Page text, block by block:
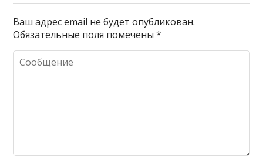
Ваш адрес email не будет опубликован.
Обязательные поля помечены*